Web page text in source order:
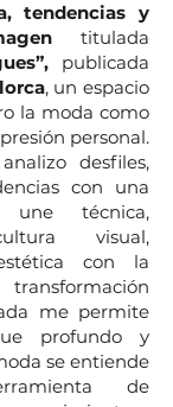
tendencias y
titulada
publicada
, un espacio
la moda como
personal.
desfiles,
con una
une técnica,
visual,
con la
me permite
profundo y
se entiende
de